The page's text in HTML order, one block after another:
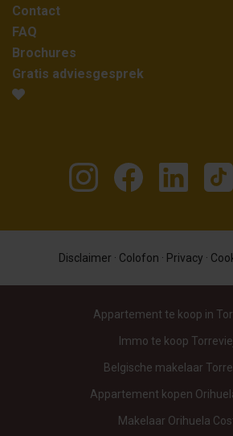
Contact
FAQ
Brochures
Gratis adviesgesprek
Disclaimer · Colofon · Privacy ·
Appartement te koop in
Immo te koop
Belgische makelaar
Appartement kopen
Makelaar Orihuela